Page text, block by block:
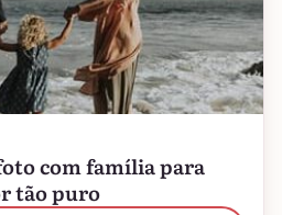
com família para
tão puro